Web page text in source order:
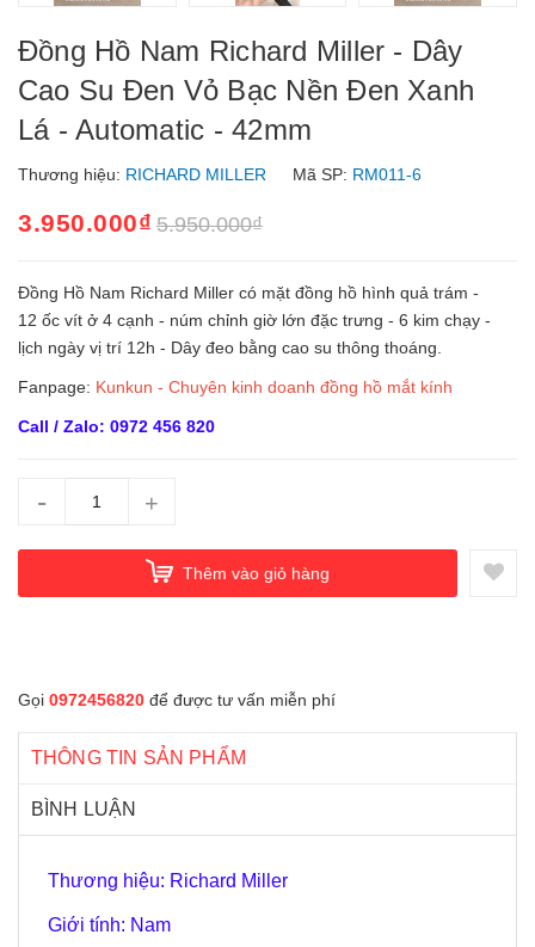
Đồng Hồ Nam Richard Miller - Dây
Cao Su Đen Vỏ Bạc Nền Đen Xanh
Lá - Automatic - 42mm
Thương hiệu: RICHARD MILLER Mã SP: RM011-6
3.950.000₫ 5.950.000₫
Đồng Hồ Nam Richard Miller có mặt đồng hồ hình quả trám -
12 ốc vít ở 4 cạnh - núm chỉnh giờ lớn đặc trưng - 6 kim chạy -
lịch ngày vị trí 12h - Dây đeo bằng cao su thông thoáng.
Fanpage: Kunkun - Chuyên kinh doanh đồng hồ mắt kính
Call / Zalo: 0972 456 820
- +
Thêm vào giỏ hàng
Gọi 0972456820 để được tư vấn miễn phí
THÔNG TIN SẢN PHẨM
BÌNH LUẬN
Thương hiệu: Richard Miller
Giới tính: Nam